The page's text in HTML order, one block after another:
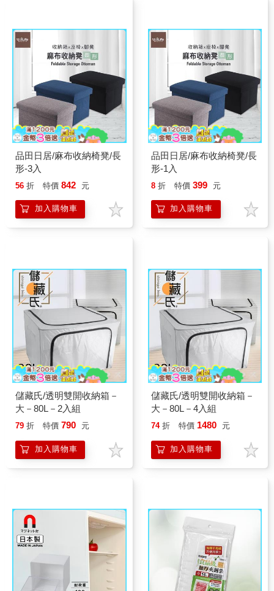
品田日居/麻布收納椅凳/長
形-3入
56 折 特價 842 元
加入購物車
品田日居/麻布收納椅凳/長
形-1入
8 折 特價 399 元
加入購物車
儲藏氏/透明雙開收納箱－
大－80L－2入組
79 折 特價 790 元
加入購物車
儲藏氏/透明雙開收納箱－
大－80L－4入組
74 折 特價 1480 元
加入購物車